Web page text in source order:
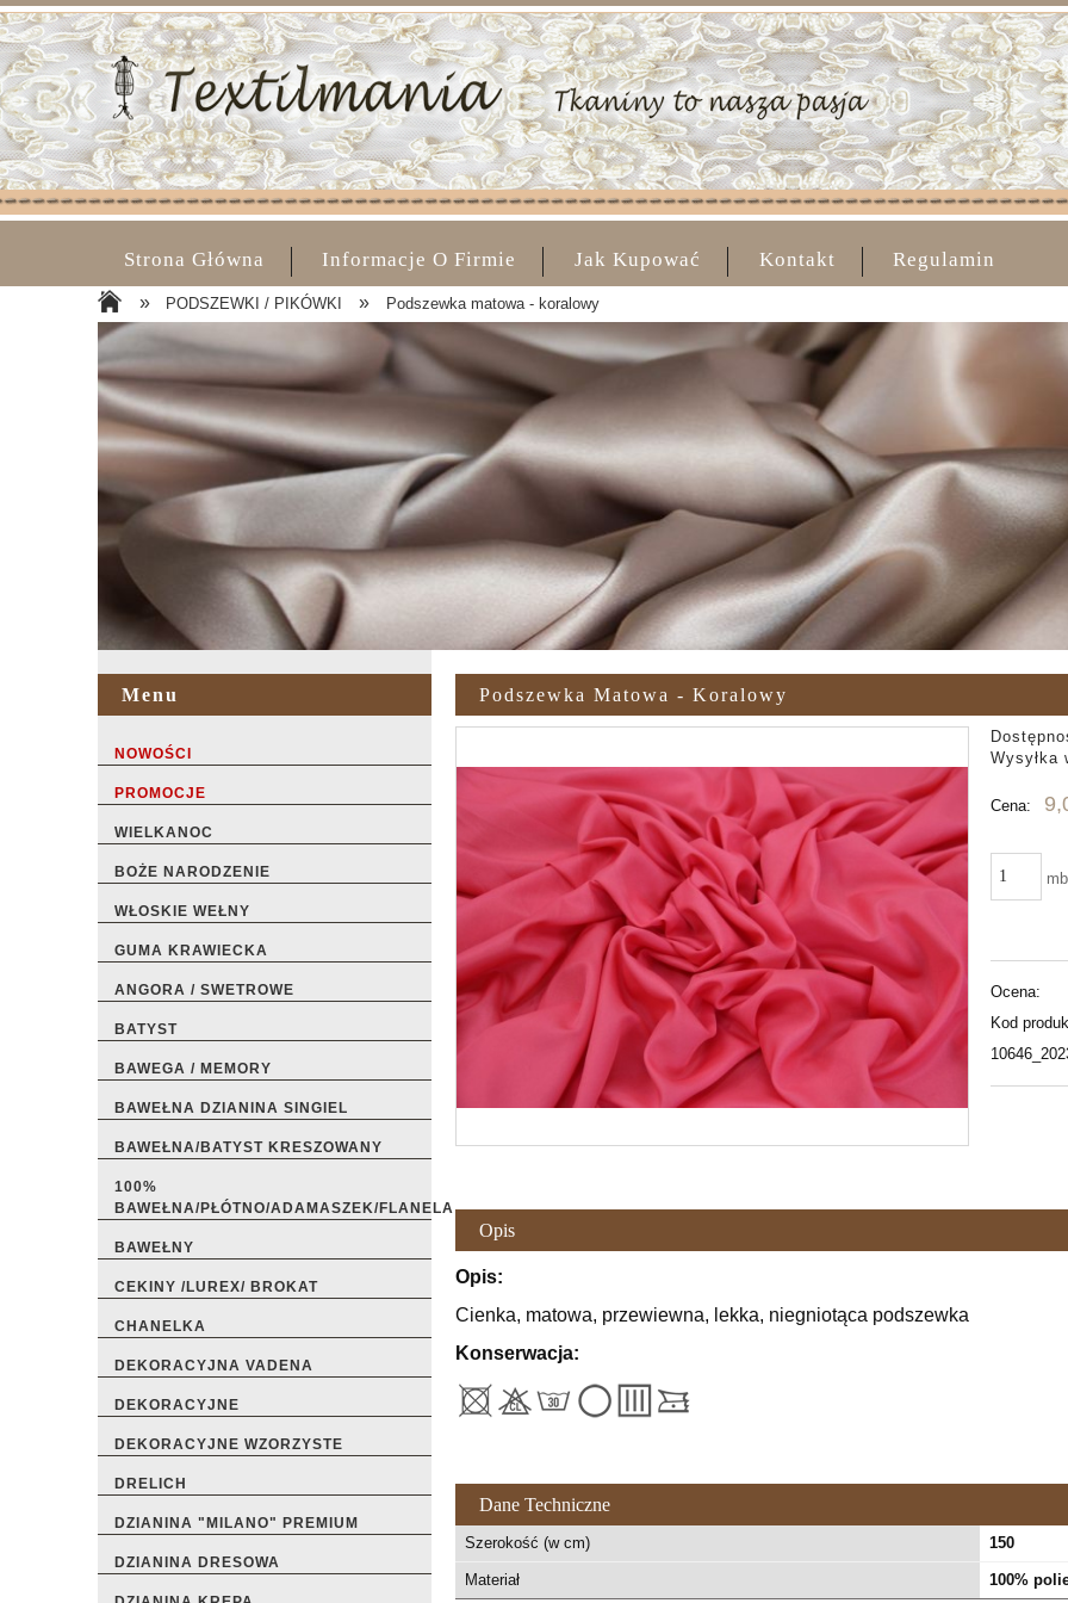
Strona Główna Informacje O Firmie Jak Kupować Kontakt Regulamin
» PODSZEWKI / PIKÓWKI » Podszewka matowa - koralowy
Menu
NOWOŚCI
PROMOCJE
WIELKANOC
BOŻE NARODZENIE
WŁOSKIE WEŁNY
GUMA KRAWIECKA
ANGORA / SWETROWE
BATYST
BAWEGA / MEMORY
BAWEŁNA DZIANINA SINGIEL
BAWEŁNA/BATYST KRESZOWANY
100%
BAWEŁNA/PŁÓTNO/ADAMASZEK/FLANELA
BAWEŁNY
CEKINY /LUREX/ BROKAT
CHANELKA
DEKORACYJNA VADENA
DEKORACYJNE
DEKORACYJNE WZORZYSTE
DRELICH
DZIANINA "MILANO" PREMIUM
DZIANINA DRESOWA
Podszewka Matowa - Koralowy
Wysyłka
Cena:
mb
Ocena:
Kod
Opis
Opis:
Cienka, matowa, przewiewna, lekka, niegniotąca podszewka
Konserwacja:
Dane Techniczne
Szerokość (w cm) 150
Materiał 100%